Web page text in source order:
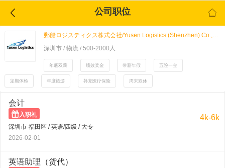
公司职位
 
郵船ロジスティクス株式会社/Yusen Logistics (Shenzhen) Co., Ltd./日邮物流(深圳)有限公司
深圳市 / 物流 / 500-2000人
年底双薪 绩效奖金 带薪年假 五险一金
定期体检 年度旅游 补充医疗保险 周末双休
会计
入职礼
深圳市-福田区 / 英语/四级 / 大专
2026-02-01
4k-6k
英语助理（货代）